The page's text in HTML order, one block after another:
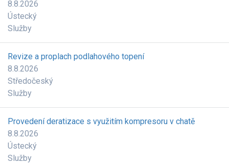
8.8.2026
Ústecký
Služby
Revize a proplach podlahového topení
8.8.2026
Středočeský
Služby
Provedení deratizace s využitím kompresoru v chatě
8.8.2026
Ústecký
Služby